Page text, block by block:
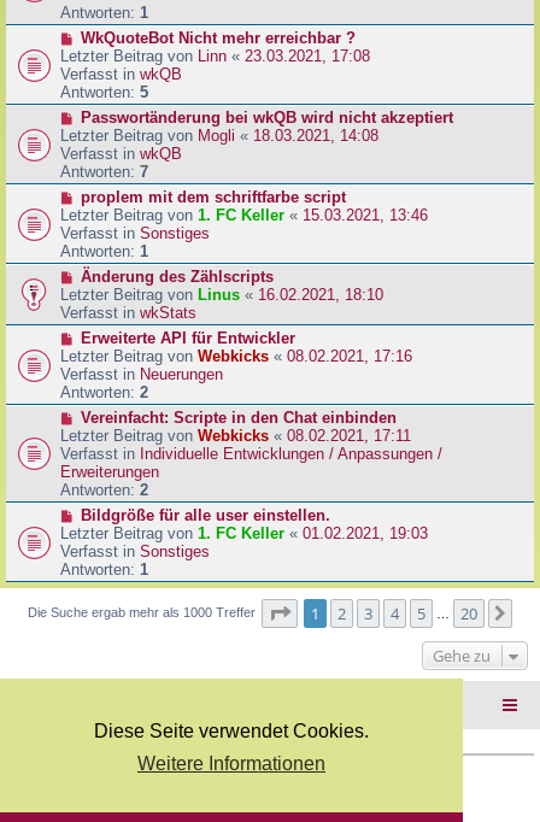
Diese Seite verwendet Cookies.
Weitere Informationen
t
a
g
e
r
B
e
i
t
a
g
Antworten: 1
N
e
u
e
r
B
e
i
t
a
g
WkQuoteBot Nicht mehr erreichbar ?
Letzter Beitrag von Linn « 23.03.2021, 17:08
Verfasst in wkQB
Antworten: 5
N
e
u
e
r
B
e
i
t
a
g
Passwortänderung bei wkQB wird nicht akzeptiert
Letzter Beitrag von Mogli « 18.03.2021, 14:08
Verfasst in wkQB
Antworten: 7
N
e
u
e
r
B
e
i
r
a
g
proplem mit dem schriftfarbe script
Letzter Beitrag von 1. FC Keller « 15.03.2021, 13:46
Verfasst in Sonstiges
Antworten: 1
N
e
u
e
r
B
e
i
r
a
g
Änderung des Zählscripts
Letzter Beitrag von Linus « 16.02.2021, 18:10
Verfasst in wkStats
N
e
u
e
r
B
e
i
t
r
a
g
Erweiterte API für Entwickler
Letzter Beitrag von Webkicks « 08.02.2021, 17:16
Verfasst in Neuerungen
Antworten: 2
N
e
u
e
r
B
e
i
t
r
g
Vereinfacht: Scripte in den Chat einbinden
Letzter Beitrag von Webkicks « 08.02.2021, 17:11
Verfasst in Individuelle Entwicklungen / Anpassungen /
Erweiterungen
Antworten: 2
N
e
u
e
r
B
e
r
Bildgröße für alle user einstellen.
Letzter Beitrag von 1. FC Keller « 01.02.2021, 19:03
Verfasst in Sonstiges
Antworten: 1
Die Suche ergab mehr als 1000 Treffer Seite von
1 2 3 4 5 20
Gehe zu
Deutsche Übersetzung durchphpBB.de